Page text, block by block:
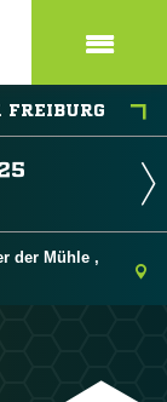
FREIBURG
der Mühle ,